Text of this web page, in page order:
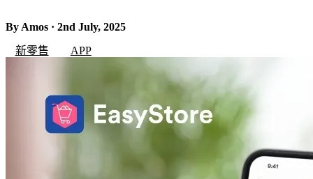
By Amos · 2nd July, 2025
新零售
APP